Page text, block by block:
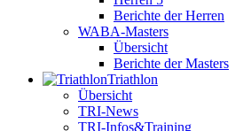
Berichte der Herren
WABA-Masters
Übersicht
Berichte der Masters
Triathlon
Übersicht
TRI-News
TRI-Infos&Training